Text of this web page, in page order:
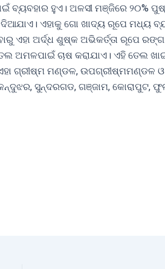
ବ୍ୟବହାର ହୁଏ। ଅଳସୀ ମଞ୍ଜିରେ ୨୦%
ଏହାକୁ ଗୋ ଖାଦ୍ୟ ରୂପେ ମଧ୍ୟ
ଏହା ଅର୍ଦ୍ଧ ଶୁଷ୍କ ଅଭିକର୍ତ୍ତା ରୂପେ ରଙ୍ଗ
ଅମଳପାଇଁ ଚାଷ କରାଯାଏ। ଏହି ତେଲ
ଗ୍ରୀଷ୍ମ ମଣ୍ଡଳ, ଉପଗ୍ରୀଷ୍ମମଣ୍ଡଳ
ସୁନ୍ଦରଗଡ, ଗଞ୍ଜାମ, କୋରାପୁଟ,